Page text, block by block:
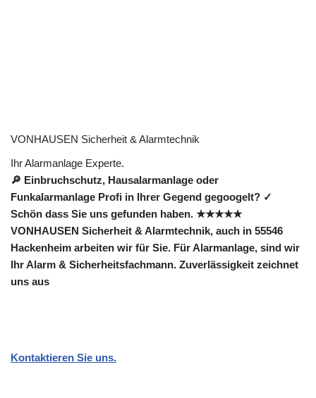
VONHAUSEN Sicherheit & Alarmtechnik
Ihr Alarmanlage Experte.
🔎 Einbruchschutz, Hausalarmanlage oder
Funkalarmanlage Profi in Ihrer Gegend gegoogelt? ✓
Schön dass Sie uns gefunden haben. ★★★★★
VONHAUSEN Sicherheit & Alarmtechnik, auch in 55546
Hackenheim arbeiten wir für Sie. Für Alarmanlage, sind wir
Ihr Alarm & Sicherheitsfachmann. Zuverlässigkeit zeichnet
uns aus
Kontaktieren Sie uns.